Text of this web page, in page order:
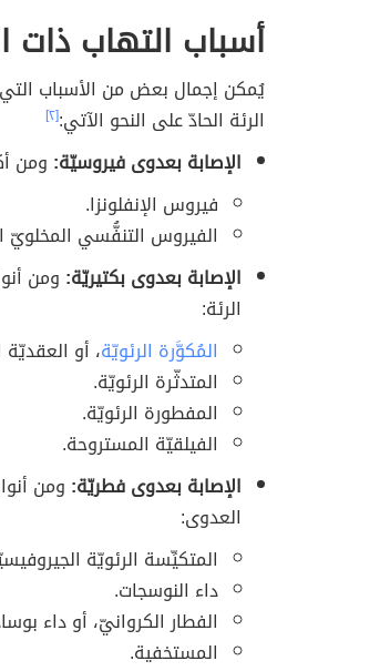
أسباب التهاب ذات
يُمكن إجمال بعض من الأسباب
الرئة الحادّ على النحو الآتي:[٢]
الإصابة بعدوى فيروسيّة: ومن
فيروس الإنفلونزا.
الفيروس التنفُّسي المخلويّ
الإصابة بعدوى بكتيريّة: ومن
الرئة:
المُكوَّرة الرئويّة، أو العقديّة
المتدثّرة الرئويّة.
المفطورة الرئويّة.
الفيلقيّة المستروحة.
الإصابة بعدوى فطريّة: ومن
العدوى:
المتكيِّسة الرئويّة
داء النوسجات.
الفطار الكروانيّ، أو داء
المستخفية.